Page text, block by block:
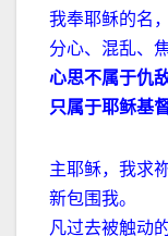
我奉耶稣的名
分心、混乱、
心思不属于仇
只属于耶稣基督
主耶稣，我求
新包围我。
凡过去被触动